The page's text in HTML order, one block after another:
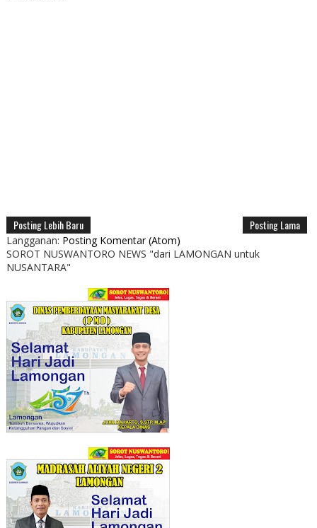
Posting Lebih Baru Posting Lama
Langganan: Posting Komentar (Atom)
SOROT NUSWANTORO NEWS "dari LAMONGAN untuk
NUSANTARA"